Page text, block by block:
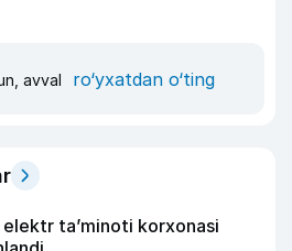
avval ro‘yxatdan o‘ting
ta’minoti korxonasi